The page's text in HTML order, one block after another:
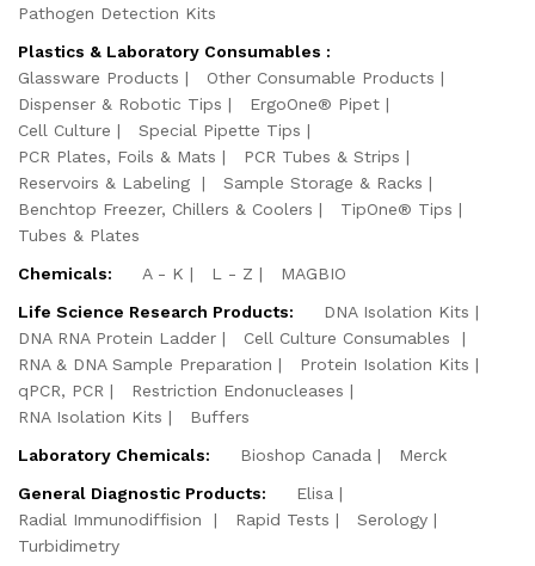
Pathogen Detection Kits
Plastics & Laboratory Consumables :
Glassware Products
Other Consumable Products
Dispenser & Robotic Tips
ErgoOne® Pipet
Cell Culture
Special Pipette Tips
PCR Plates, Foils & Mats
PCR Tubes & Strips
Reservoirs & Labeling
Sample Storage & Racks
Benchtop Freezer, Chillers & Coolers
TipOne® Tips
Tubes & Plates
Chemicals:
A - K L - Z
MAGBIO
Life Science Research Products:
DNA Isolation Kits
DNA RNA Protein Ladder
Cell Culture Consumables
RNA & DNA Sample Preparation
Protein Isolation Kits
qPCR, PCR
Restriction Endonucleases
RNA Isolation Kits
Buffers
Laboratory Chemicals:
Bioshop Canada
Merck
General Diagnostic Products:
Elisa
Radial Immunodiffision
Rapid Tests
Serology
Turbidimetry